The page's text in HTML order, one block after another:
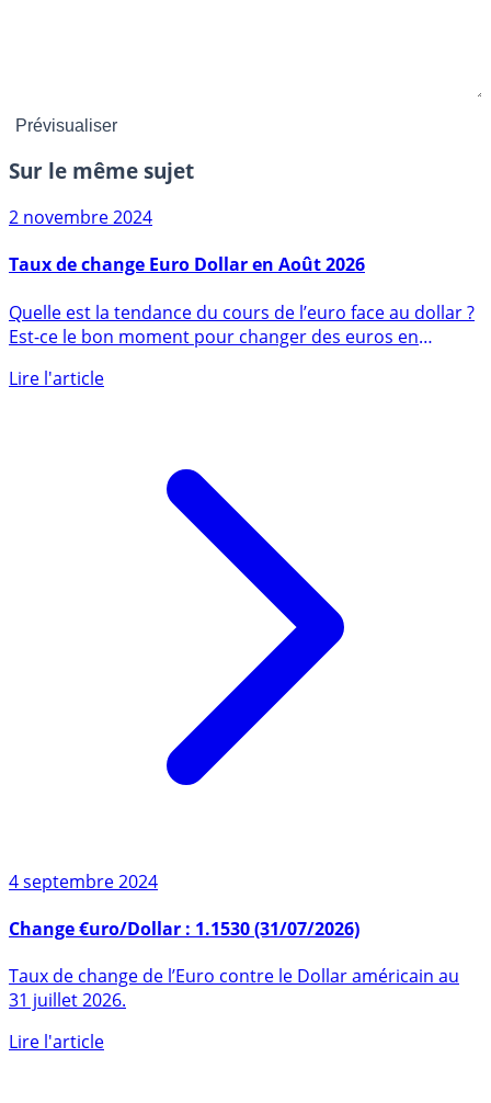
Sur le même sujet
2 novembre 2024
Taux de change Euro Dollar en Août 2026
Quelle est la tendance du cours de l’euro face au dollar ?
Est-ce le bon moment pour changer des euros en
4 septembre 2024
Change €uro/Dollar : 1.1530 (31/07/2026)
31 juillet 2026.